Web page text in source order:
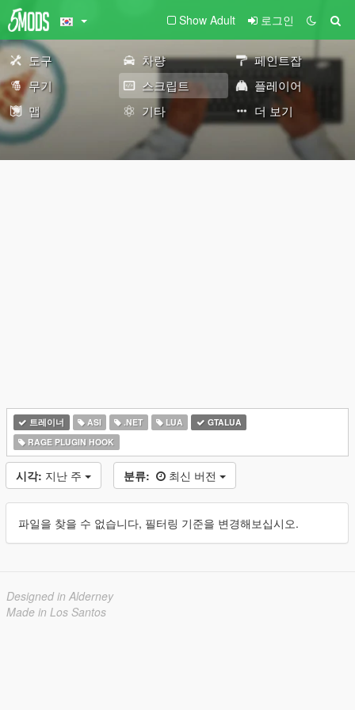
Show Adult 로그인
도구 차량
페인트잡
무기
스크립트
플레이어
맵
기타 더 보기
트레이너 ASI .NET LUA
GTALUA
RAGE PLUGIN HOOK
시각: 지난 주 분류: 최신 버전
파일을 찾을 수 없습니다, 필터링 기준을 변경해보십시오.
Designed in Alderney
Made in Los Santos